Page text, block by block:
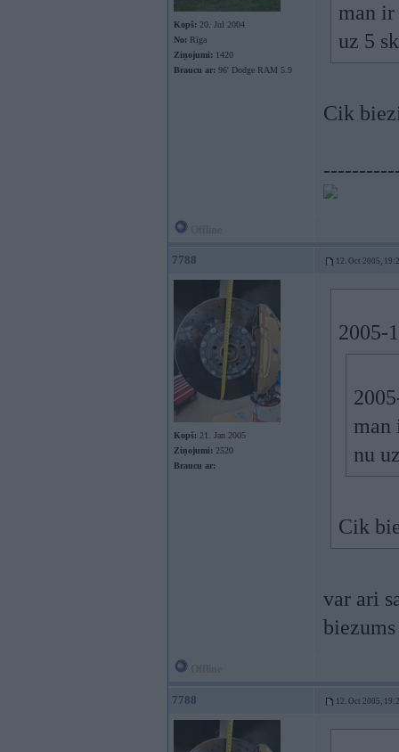
Kopš: 20. Jul 2004
No: Rīga
Ziņojumi: 1420
Braucu ar: 96' Dodge RAM 5.9
man
uz 5
Cik
7788 12. Oct 2005,
Kopš: 21. Jan 2005
Ziņojumi: 2520
Braucu ar:
2005-
man
nu
Cik
var ari
7788 12. Oct 2005,